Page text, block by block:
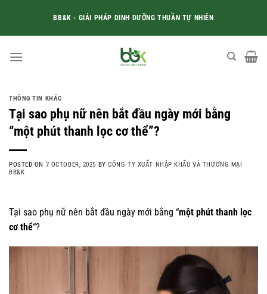
content
BB&K - GIẢI PHÁP DINH DƯỠNG THUẦN TỰ NHIÊN
THÔNG TIN KHÁC
Tại sao phụ nữ nên bắt đầu ngày mới bằng
“một phút thanh lọc cơ thể”?
POSTED ON 7 OCTOBER, 2025 BYCÔNG TY XUẤT NHẬP KHẨU VÀ THƯƠNG MẠI
BB&K
Tại sao phụ nữ nên bắt đầu ngày mới bằng “một phút thanh lọc
cơ thể“?